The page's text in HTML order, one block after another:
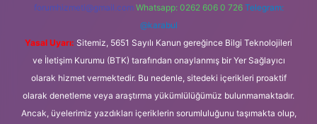
forumhizmeti@gmail.com Whatsapp: 0262 606 0 726 Telegram:
@karabul
Yasal Uyarı: Sitemiz, 5651 Sayılı Kanun gereğince Bilgi Teknolojileri
ve İletişim Kurumu (BTK) tarafından onaylanmış bir Yer Sağlayıcı
olarak hizmet vermektedir. Bu nedenle, sitedeki içerikleri proaktif
olarak denetleme veya araştırma yükümlülüğümüz bulunmamaktadır.
Ancak, üyelerimiz yazdıkları içeriklerin sorumluluğunu taşımakta olup,